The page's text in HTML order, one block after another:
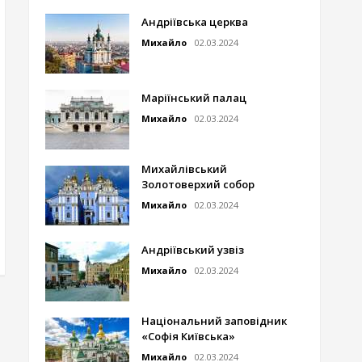
Андріївська церква
Михайло 02.03.2024
Маріїнський палац
Михайло 02.03.2024
Михайлівський
Золотоверхий собор
Михайло 02.03.2024
Андріївський узвіз
Михайло 02.03.2024
Національний заповідник
«Софія Київська»
Михайло 02.03.2024